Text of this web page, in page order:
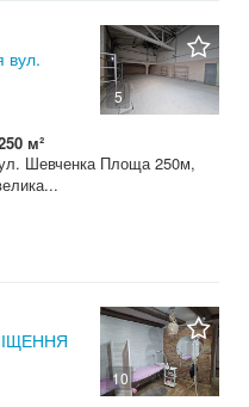
5
вул.
м²
Шевченка Площа 250м,
10